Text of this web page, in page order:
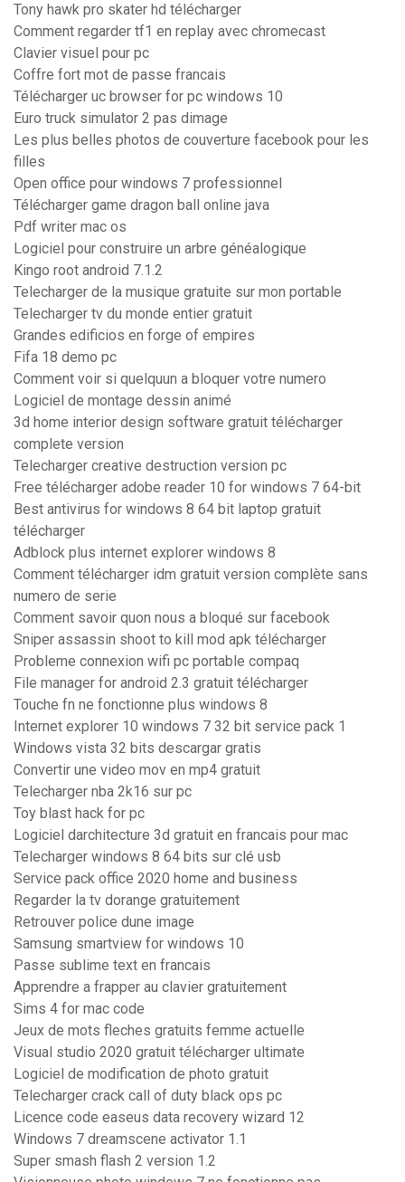
Tony hawk pro skater hd télécharger
Comment regarder tf1 en replay avec chromecast
Clavier visuel pour pc
Coffre fort mot de passe francais
Télécharger uc browser for pc windows 10
Euro truck simulator 2 pas dimage
Les plus belles photos de couverture facebook pour les
filles
Open office pour windows 7 professionnel
Télécharger game dragon ball online java
Pdf writer mac os
Logiciel pour construire un arbre généalogique
Kingo root android 7.1.2
Telecharger de la musique gratuite sur mon portable
Telecharger tv du monde entier gratuit
Grandes edificios en forge of empires
Fifa 18 demo pc
Comment voir si quelquun a bloquer votre numero
Logiciel de montage dessin animé
3d home interior design software gratuit télécharger
complete version
Telecharger creative destruction version pc
Free télécharger adobe reader 10 for windows 7 64-bit
Best antivirus for windows 8 64 bit laptop gratuit
télécharger
Adblock plus internet explorer windows 8
Comment télécharger idm gratuit version complète sans
numero de serie
Comment savoir quon nous a bloqué sur facebook
Sniper assassin shoot to kill mod apk télécharger
Probleme connexion wifi pc portable compaq
File manager for android 2.3 gratuit télécharger
Touche fn ne fonctionne plus windows 8
Internet explorer 10 windows 7 32 bit service pack 1
Windows vista 32 bits descargar gratis
Convertir une video mov en mp4 gratuit
Telecharger nba 2k16 sur pc
Toy blast hack for pc
Logiciel darchitecture 3d gratuit en francais pour mac
Telecharger windows 8 64 bits sur clé usb
Service pack office 2020 home and business
Regarder la tv dorange gratuitement
Retrouver police dune image
Samsung smartview for windows 10
Passe sublime text en francais
Apprendre a frapper au clavier gratuitement
Sims 4 for mac code
Jeux de mots fleches gratuits femme actuelle
Visual studio 2020 gratuit télécharger ultimate
Logiciel de modification de photo gratuit
Telecharger crack call of duty black ops pc
Licence code easeus data recovery wizard 12
Windows 7 dreamscene activator 1.1
Super smash flash 2 version 1.2